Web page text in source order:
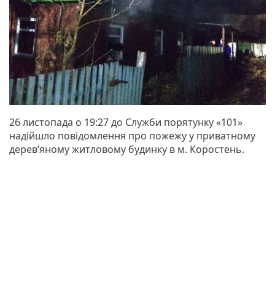
26 листопада о 19:27 до Служби порятунку «101»
надійшло повідомлення про пожежу у приватному
дерев’яному житловому будинку в м. Коростень.